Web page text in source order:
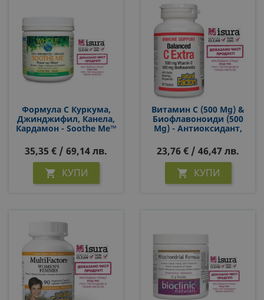
Формула С Куркума,
Джинджифил, Канела,
Кардамон - Soothe Me™
Earth & Sea,125 G Прах/
25 Дози
35,35 € / 69,14 лв.
 КУПИ
Витамин С (500 Mg) &
Биофлавоноиди (500
Mg) - Антиоксидант,
Венотоник, 90
Таблетки За 3 Месеца
23,76 € / 46,47 лв.
 КУПИ